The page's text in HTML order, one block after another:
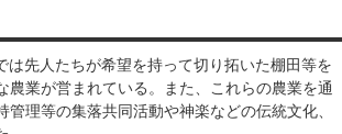
先人たちが希望を持って切り拓いた棚田等を
業が営まれている。また、これらの農業を通
理等の集落共同活動や神楽などの伝統文化、